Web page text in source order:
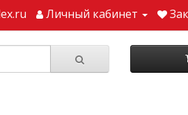
Личный кабинет